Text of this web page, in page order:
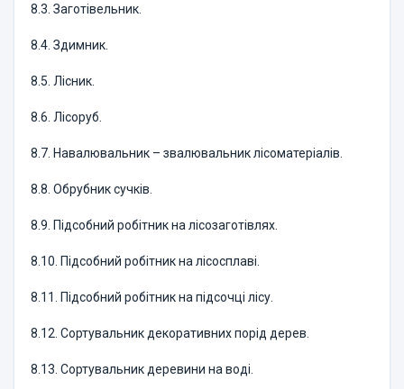
8.3. Заготівельник.
8.4. Здимник.
8.5. Лісник.
8.6. Лісоруб.
8.7. Навалювальник – звалювальник лісоматеріалів.
8.8. Обрубник сучків.
8.9. Підсобний робітник на лісозаготівлях.
8.10. Підсобний робітник на лісосплаві.
8.11. Підсобний робітник на підсочці лісу.
8.12. Сортувальник декоративних порід дерев.
8.13. Сортувальник деревини на воді.